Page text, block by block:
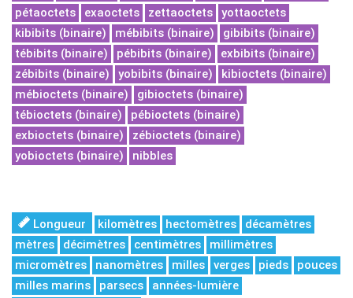
pétaoctets
exaoctets zettaoctets
yottaoctets
kibibits (binaire)
mébibits (binaire)
gibibits (binaire)
tébibits (binaire)
pébibits (binaire)
exbibits (binaire)
zébibits (binaire)
yobibits (binaire)
kibioctets (binaire)
mébioctets (binaire)
gibioctets (binaire)
tébioctets (binaire)
pébioctets (binaire)
exbioctets (binaire)
zébioctets (binaire)
yobioctets (binaire)
nibbles
Longueur kilomètres hectomètres
décamètres
mètres
décimètres centimètres
millimètres
micromètres
nanomètres milles verges pieds
pouces
milles marins
parsecs
années-lumière